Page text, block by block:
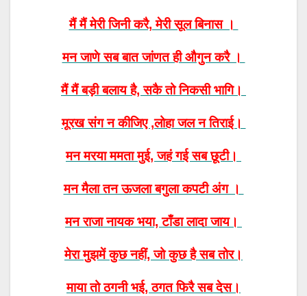
मैं मैं मेरी जिनी करै, मेरी सूल बिनास ।
मन जाणे सब बात जांणत ही औगुन करै ।
मैं मैं बड़ी बलाय है, सकै तो निकसी भागि।
मूरख संग न कीजिए ,लोहा जल न तिराई।
मन मरया ममता मुई, जहं गई सब छूटी।
मन मैला तन ऊजला बगुला कपटी अंग ।
मन राजा नायक भया, टाँडा लादा जाय।
मेरा मुझमें कुछ नहीं, जो कुछ है सब तोर।
माया तो ठगनी भई, ठगत फिरै सब देस।